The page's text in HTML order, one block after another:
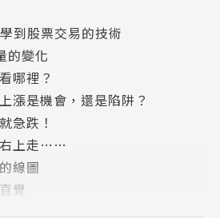
圖的股市小白
書回來讀，但還是似懂非懂、
進階學習的投資人
，但一直起伏不定、還沒賺到
操作盲點的投資高手
到股票交易的技術
的變化
哪裡？
漲是機會，還是陷阱？
急跌！
右上走……
線圖
覺